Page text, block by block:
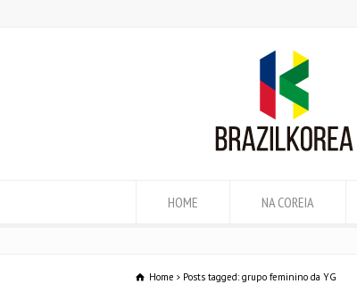
HOME NA COREIA
Home Posts tagged: grupo feminino da YG